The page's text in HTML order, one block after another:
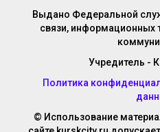
Выдано Федеральной
связи, информационных
Учредитель -
Политика
© Использование